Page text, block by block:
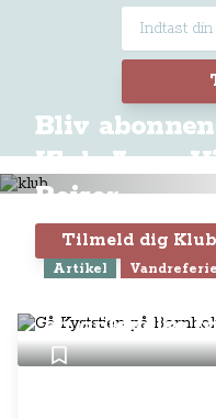
Bliv
Klub Anne-
Rejser
Tilmeld dig
Artikel Vandreferie
en oplevelse